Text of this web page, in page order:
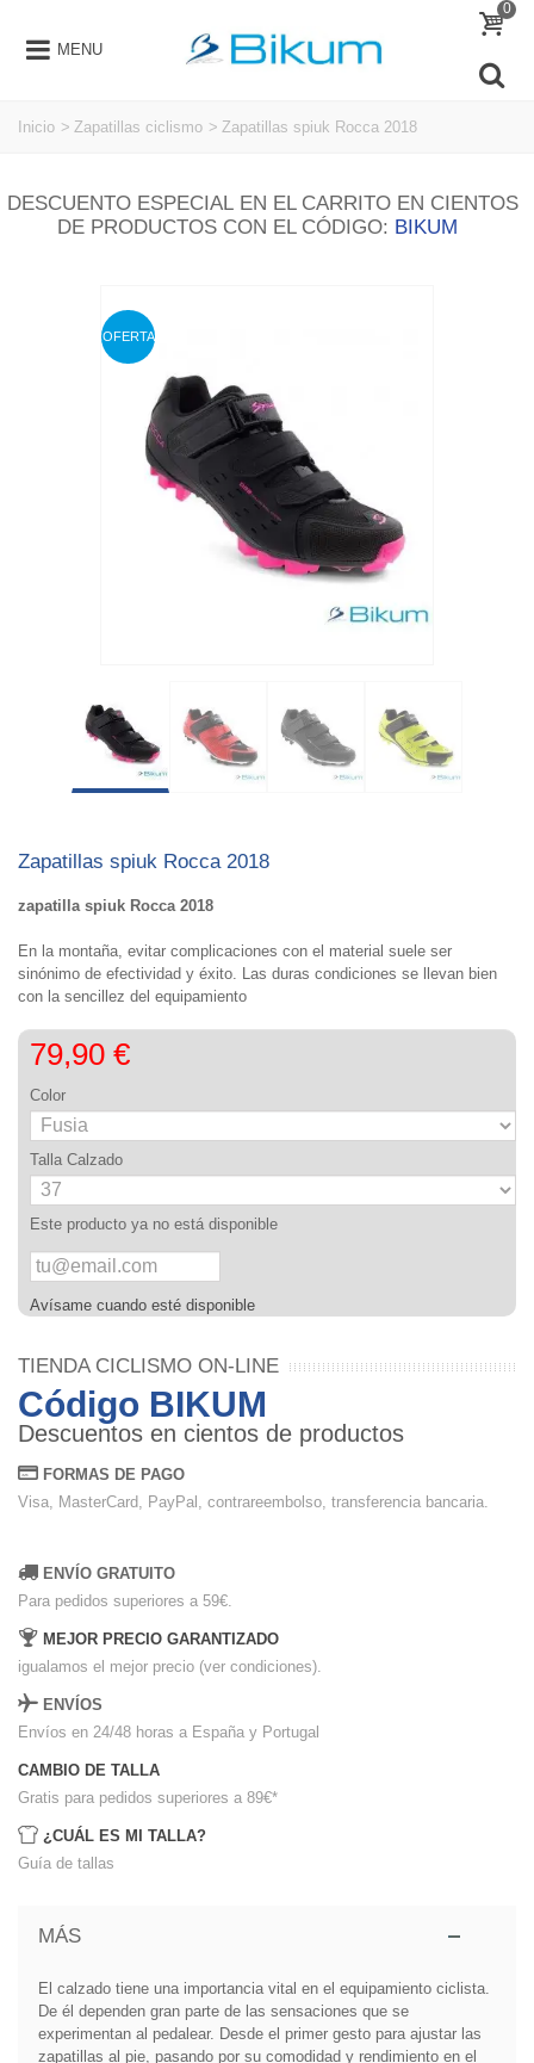
MENU
0
Inicio > Zapatillas ciclismo > Zapatillas spiuk Rocca 2018
DESCUENTO ESPECIAL EN EL CARRITO EN CIENTOS
DE PRODUCTOS CON EL CÓDIGO: BIKUM
OFERTA
Zapatillas spiuk Rocca 2018
zapatilla spiuk Rocca 2018
En la montaña, evitar complicaciones con el material suele ser
sinónimo de efectividad y éxito. Las duras condiciones se llevan bien
con la sencillez del equipamiento
79,90 €
Color
Talla Calzado
Este producto ya no está disponible
Avísame cuando esté disponible
TIENDA CICLISMO ON-LINE
Código BIKUM
Descuentos en cientos de productos
FORMAS DE PAGO
Visa, MasterCard, PayPal, contrareembolso, transferencia bancaria.
ENVÍO GRATUITO
Para pedidos superiores a 59€.
MEJOR PRECIO GARANTIZADO
igualamos el mejor precio (ver condiciones).
ENVÍOS
Envíos en 24/48 horas a España y Portugal
CAMBIO DE TALLA
Gratis para pedidos superiores a 89€*
¿CUÁL ES MI TALLA?
Guía de tallas
MÁS
El calzado tiene una importancia vital en el equipamiento ciclista.
De él dependen gran parte de las sensaciones que se
experimentan al pedalear. Desde el primer gesto para ajustar las
zapatillas al pie, pasando por su comodidad y rendimiento en el